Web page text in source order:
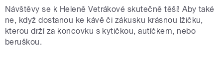
Návštěvy se k Heleně Vetrákové skutečně těší! Aby také
ne, když dostanou ke kávě či zákusku krásnou lžičku,
kterou drží za koncovku s kytičkou, autíčkem, nebo
beruškou.